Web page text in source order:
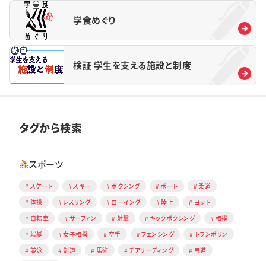
学食めぐり
検証 学生を支える施設と制度
タグから検索
スポーツ
スケート スキー ボクシング ボート
柔道
体操
レスリング ローイング 陸上
ヨット
自転車
サーフィン 射撃 キックボクシング
相撲
端艇
女子相撲 空手 フェンシング
トランポリン
競泳
剣道 馬術 チアリーディング
弓道